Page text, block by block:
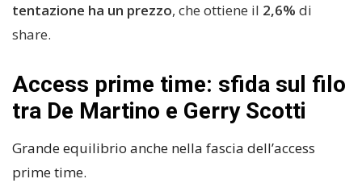
tentazione ha un prezzo, che ottiene il 2,6% di
share.
Access prime time: sfida sul filo
tra De Martino e Gerry Scotti
Grande equilibrio anche nella fascia dell’access
prime time.